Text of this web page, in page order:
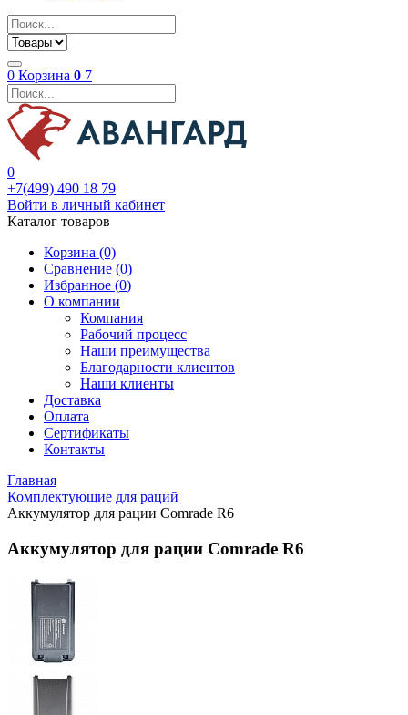
0 Корзина 0 7
0
+7(499) 490 18 79
Войти в личный кабинет
Каталог товаров
Корзина (0)
Сравнение (0)
Избранное (0)
О компании
Компания
Рабочий процесс
Наши преимущества
Благодарности клиентов
Наши клиенты
Доставка
Оплата
Сертификаты
Контакты
Главная
Комплектующие для раций
Аккумулятор для рации Comrade R6
Аккумулятор для рации Comrade R6